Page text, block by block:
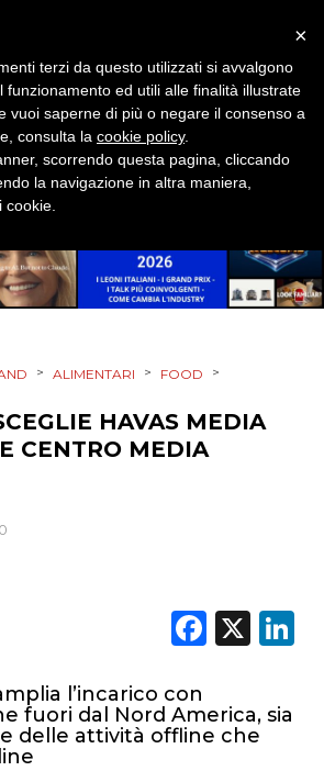
> ALIMENTARI > FOOD >
HAVAS MEDIA
CENTRO MEDIA
X
l’incarico con
fuori dal Nord America, sia
delle attività offline che
×
terzi da questo utilizzati si avvalgono
funzionamento ed utili alle finalità illustrate
vuoi saperne di più o negare il consenso a
consulta la cookie policy.
scorrendo questa pagina, cliccando
la navigazione in altra maniera,
cookie.